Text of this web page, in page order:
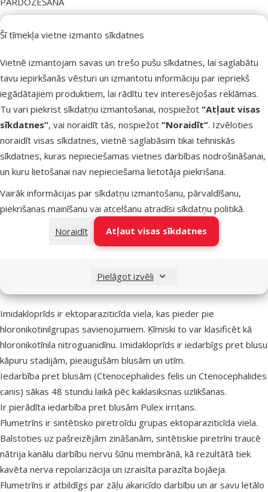
Šī tīmekļa vietne izmanto sīkdatnes
Vietnē izmantojam savas un trešo pušu sīkdatnes, lai saglabātu
tavu iepirkšanās vēsturi un izmantotu informāciju par iepriekš
iegādātajiem produktiem, lai rādītu tev interesējošas reklāmas.
Tu vari piekrist sīkdatņu izmantošanai, nospiežot “Atļaut visas
sīkdatnes”, vai noraidīt tās, nospiežot “Noraidīt”. Izvēloties
noraidīt visas sīkdatnes, vietnē saglabāsim tikai tehniskās
sīkdatnes, kuras nepieciešamas vietnes darbības nodrošināšanai,
un kuru lietošanai nav nepieciešama lietotāja piekrišana.
Vairāk informācijas par sīkdatņu izmantošanu, pārvaldīšanu,
piekrišanas mainīšanu vai atcelšanu atradīsi sīkdatņu politikā.
Noraidīt
Atļaut visas sīkdatnes
Pielāgot izvēli
Kaklasiksnas veida dēļ pārdozēšana ir maz ticama un
Pārdozēšana, valkājot 5 kaklasiksnas ap kaklu, tika pētīta 8
mēnešus ilgu periodu pieaugušiem suņiem un 6 mēnešus ilgu
periodu 7 nedēļas veciem kucēniem, un netika novērotas
nevēlamas reakcijas, izņemot nelielu apmatojuma izkrišanu un
vieglas ādas reakcijas.
Ja gadās, ka dzīvnieks apēd kaklasiksnu var novērot vieglus
gremošanas traucējumus (piemēram, šķidras fekālijas).
FARMAKOLOĢISKĀS ĪPAŠĪBAS
Farmakoterapeitiskā grupa:pretektoparazītu līdzekļi,
insekticīdi un repelenti, piretrīni, ieskaitot to sintētiskos
savienojumus, flumetrīna kombinācijas.
Farmakodinamiskās īpašības:
Imidakloprīds ir ektoparaziticīda viela, kas pieder pie
hloronikotinilgrupas savienojumiem. Ķīmiski to var klasificēt kā
hloronikotīnila nitroguanidīnu. Imidakloprīds ir iedarbīgs pret blusu
kāpuru stadijām, pieaugušām blusām un utīm.
Iedarbība pret blusām (Ctenocephalides felis un Ctenocephalides
canis) sākas 48 stundu laikā pēc kaklasiksnas uzlikšanas.
Ir pierādīta iedarbība pret blusām Pulex irritans.
Flumetrīns ir sintētisko piretroīdu grupas ektoparaziticīda viela.
Balstoties uz pašreizējām zināšanām, sintētiskie piretrīni traucē
nātrija kanālu darbību nervu šūnu membrānā, kā rezultātā tiek
kavēta nerva repolarizācija un izraisīta parazīta bojāeja.
Flumetrīns ir atbildīgs par zāļu akaricīdo darbību un ar savu letālo